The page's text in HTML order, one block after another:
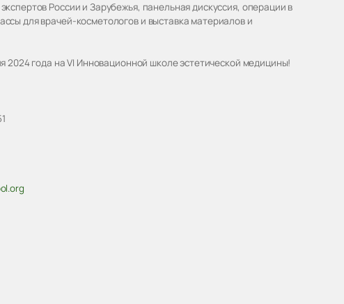
России и Зарубежья, панельная дискуссия, операции в
для врачей-косметологов и выставка материалов и
2024 года на VI Инновационной школе эстетической медицины!